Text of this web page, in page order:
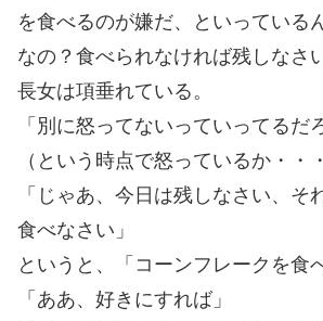
を食べるのが嫌だ、といっている
なの？食べられなければ残しなさ
長女は項垂れている。
「別に怒ってないっていってるだ
（という時点で怒っているか・・
「じゃあ、今日は残しなさい、そ
食べなさい」
というと、「コーンフレークを食
「ああ、好きにすれば」